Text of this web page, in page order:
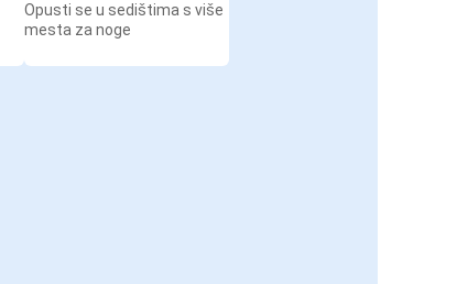
Opusti se u sedištima s više
mesta za noge